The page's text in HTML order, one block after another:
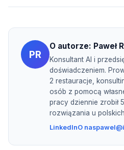
PR
O autorze: Paweł
Konsultant AI i
doświadczeniem.
2 restauracje,
osób z pomocą
pracy dziennie zrobił
rozwiązania u
LinkedInO nas